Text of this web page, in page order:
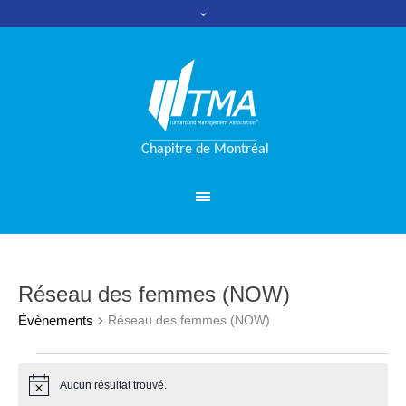
Réseau des femmes (NOW)
Évènements Réseau des femmes (NOW)
Évènements
Notice Aucun résultat trouvé.